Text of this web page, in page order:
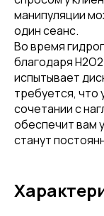
манипуляции
один сеанс.
Во время
благодаря
испытывает
требуется, что
сочетании с
обеспечит вам
станут